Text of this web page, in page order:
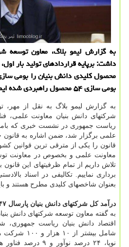
به گزارش لیمو بلاگ، معاون توسعه
محصول کلیدی دانش بنیان را بومی
بومی سازی ۵۴ محصول راهبردی شده ایم.
به گزارش لیمو بلاگ به نقل از مهر،
شرکتهای دانش بنیان معاونت علمی،
ریاست جمهوری در نشست خبری که
علمی برگزار شد، ضمن اشاره به قانون
قانون را یکی از مترقی ترین قوانین
معاونت علمی و بخصوص در معاونت
تلاش داریم از تمام ظرفیتهای این
برداری نماییم. تکالیفی در اسناد
بعنوان شاخصهای کلیدی مطرح هستند و
درآمد کل شرکتهای دانش بنیان پارسال ۱۱۴۷ همت بود
به گفته معاون توسعه شرکتهای دانش
اقتصاد دانش بنیان ریاست جمهوری،
نوپا، ۲۴ درصد نوآور